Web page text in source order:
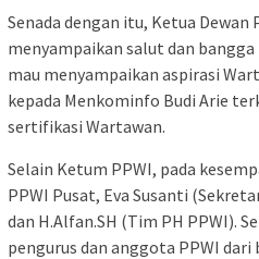
Senada dengan itu, Ketua Dewan
menyampaikan salut dan bangga
mau menyampaikan aspirasi
kepada Menkominfo Budi Arie
sertifikasi Wartawan.
Selain Ketum PPWI, pada
PPWI Pusat, Eva Susanti
dan H.Alfan.SH (Tim PH PPWI).
pengurus dan anggota PPWI